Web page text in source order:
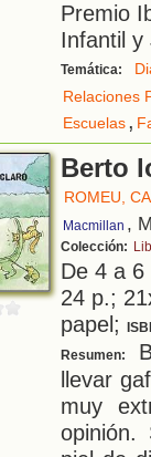
Premio
Infantil y
Temática:
Relaciones
Escuelas,
Berto
ROMEU,
Macmillan ,
Colección:
De 4 a
24 p.;
papel;
Resumen:
llevar
muy
opinión.